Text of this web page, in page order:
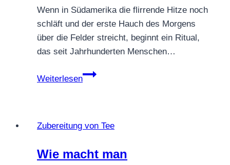
Wenn in Südamerika die flirrende Hitze noch
schläft und der erste Hauch des Morgens
über die Felder streicht, beginnt ein Ritual,
das seit Jahrhunderten Menschen…
Weiterlesen
Korrektes
–
trinkt
Zubereitung von Tee
Wie macht man